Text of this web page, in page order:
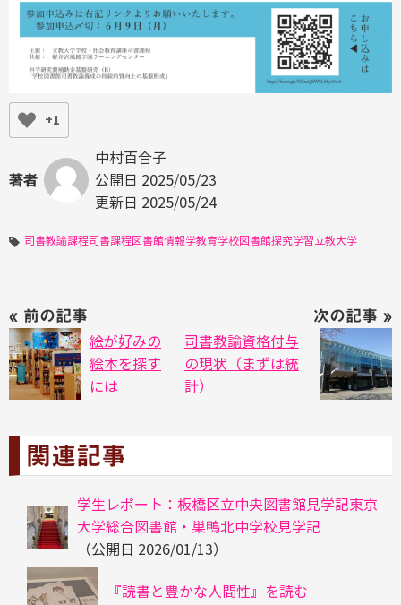
+1
著者
中村百合子
公開日 2025/05/23
更新日 2025/05/24
司書教諭課程司書課程図書館情報学教育学校図書館探究学習立教大学
« 前の記事
絵が好みの
絵本を探す
には
次の記事 »
司書教諭資格付与
の現状（まずは統
計）
関連記事
学生レポート：板橋区立中央図書館見学記東京
大学総合図書館・巣鴨北中学校見学記
（公開日 2026/01/13）
『読書と豊かな人間性』を読む